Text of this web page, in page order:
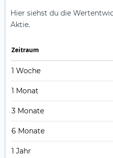
Hier siehst du die
Aktie.
Zeitraum
1 Woche
1 Monat
3 Monate
6 Monate
1 Jahr